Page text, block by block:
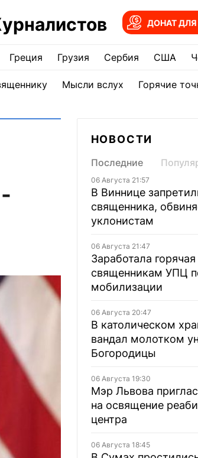
ДОНАТ
Греция Грузия Сербия США
Мысли вслух Горячие
НОВОСТИ
Последние
06 Августа 21:57
В Виннице
священника,
уклонистам
06 Августа 21:47
Заработала
священникам УПЦ
мобилизации
06 Августа 20:47
В католическом
вандал молотком
Богородицы
06 Августа 19:30
Мэр Львова
на освящение
центра
06 Августа 18:45